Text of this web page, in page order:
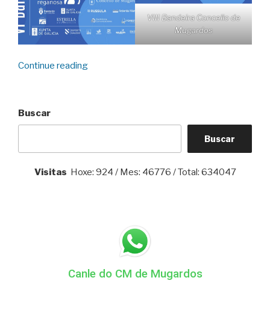
VIII Bandeira Concello de
Mugardos
Continue reading“Bandeiras
Feminina
e
VIII
Buscar
Buscar
Visitas Hoxe: 924 / Mes: 46776 / Total: 634047
Canle do CM de Mugardos